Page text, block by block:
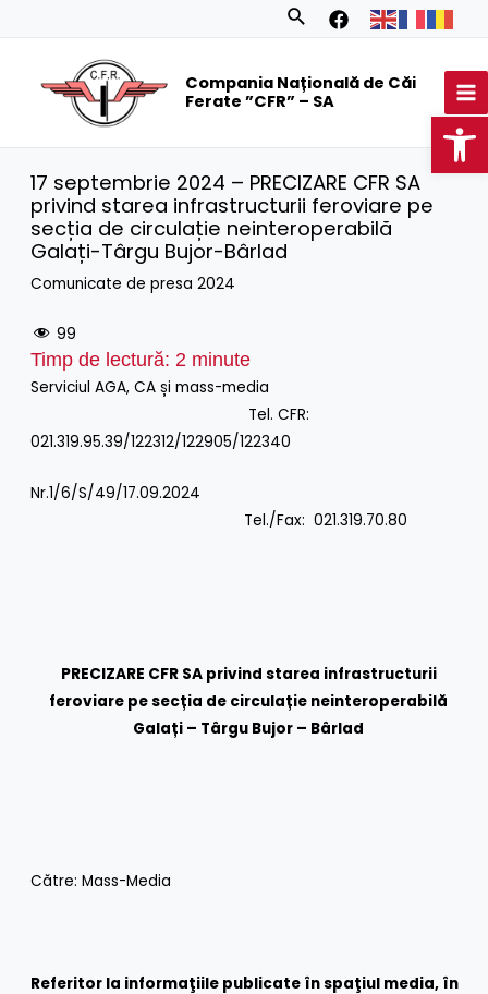
Search
Compania Națională de Căi
Ferate ”CFR” – SA
17 septembrie 2024 – PRECIZARE CFR SA
privind starea infrastructurii feroviare pe
secția de circulație neinteroperabilă
Galați-Târgu Bujor-Bârlad
Comunicate de presa 2024
99
Timp de lectură: 2 minute
Serviciul AGA, CA și mass-media
Tel. CFR:
021.319.95.39/122312/122905/122340
Nr.1/6/S/49/17.09.2024
Tel./Fax: 021.319.70.80
PRECIZARE CFR SA privind starea infrastructurii
feroviare pe secția de circulație neinteroperabilă
Galați – Târgu Bujor – Bârlad
Către: Mass-Media
Referitor la informaţiile publicate în spaţiul media, în